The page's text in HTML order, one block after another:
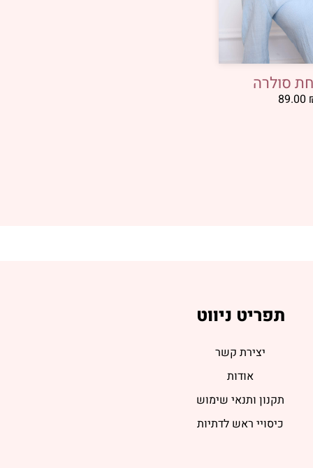
סולרה
89.00
תפריט ניווט
יצירת קשר
אודות
תקנון ותנאי שימוש
כיסויי ראש לדתיות